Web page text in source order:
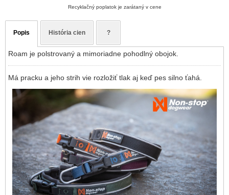
Recyklačný poplatok je zarátaný v cene
Popis História cien ?
Roam je polstrovaný a mimoriadne pohodlný obojok.
Má pracku a jeho strih vie rozložiť tlak aj keď pes silno ťahá.